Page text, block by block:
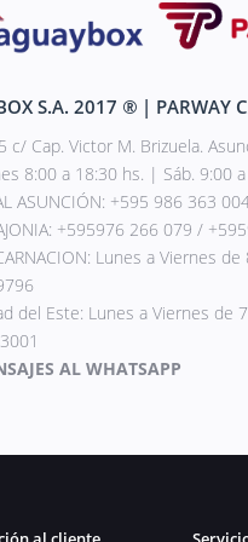
S.A. 2017 ®| PARWAY
c/ Cap. Victor M. Brizuela.
8:00 a 18:30 hs. | Sáb. 9:00
ASUNCIÓN: +595 986 363
+595976 266 079 /
Lunes a Viernes
del Este: Lunes a Viernes
AL WHATSAPP